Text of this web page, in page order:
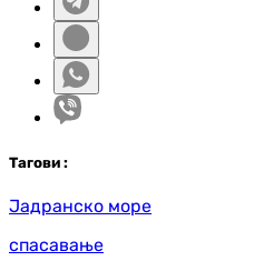
Тагови :
Јадранско море
спасавање